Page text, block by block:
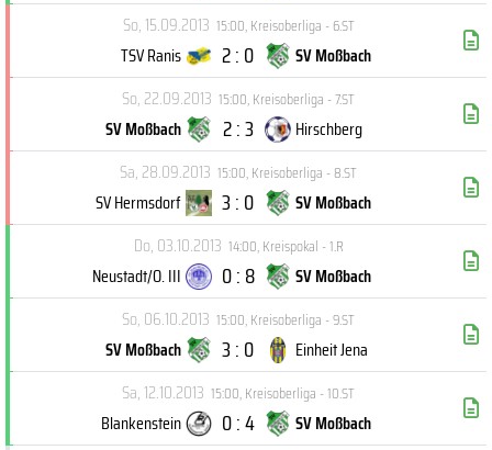
So, 15.09.2013 15:00,Kreisoberliga - 6.ST
TSV Ranis 2 : 0
SV Moßbach
So, 22.09.2013 15:00,Kreisoberliga - 7.ST
SV Moßbach 2 : 3
Hirschberg
Sa, 28.09.2013 15:00,Kreisoberliga - 8.ST
SV Hermsdorf 3 : 0
SV Moßbach
Do, 03.10.2013 14:00,Kreispokal - 1.R
Neustadt/O. III 0 : 8
SV Moßbach
So, 06.10.2013 15:00,Kreisoberliga - 9.ST
SV Moßbach 3 : 0
Einheit Jena
Sa, 12.10.2013 15:00,Kreisoberliga - 10.ST
Blankenstein 0 : 4
SV Moßbach